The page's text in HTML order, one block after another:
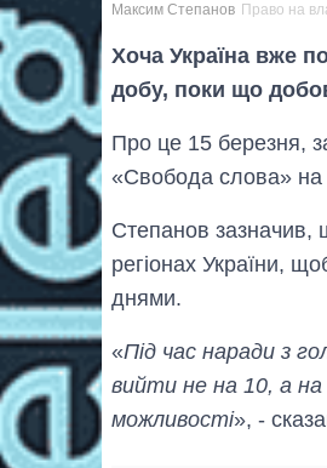
Максим Степанов Право на
Хоча Україна вже
добу, поки що
Про це 15 березня,
«Свобода слова» на
Степанов зазначив,
регіонах України,
днями.
«Під час наради з
вийти не на 10, а на
можливості», -